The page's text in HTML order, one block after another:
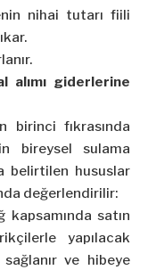
nihai tutarı fiili
alımı giderlerine
birinci fıkrasında
bireysel sulama
belirtilen hususlar
değerlendirilir:
kapsamında satın
yapılacak
ve hibeye